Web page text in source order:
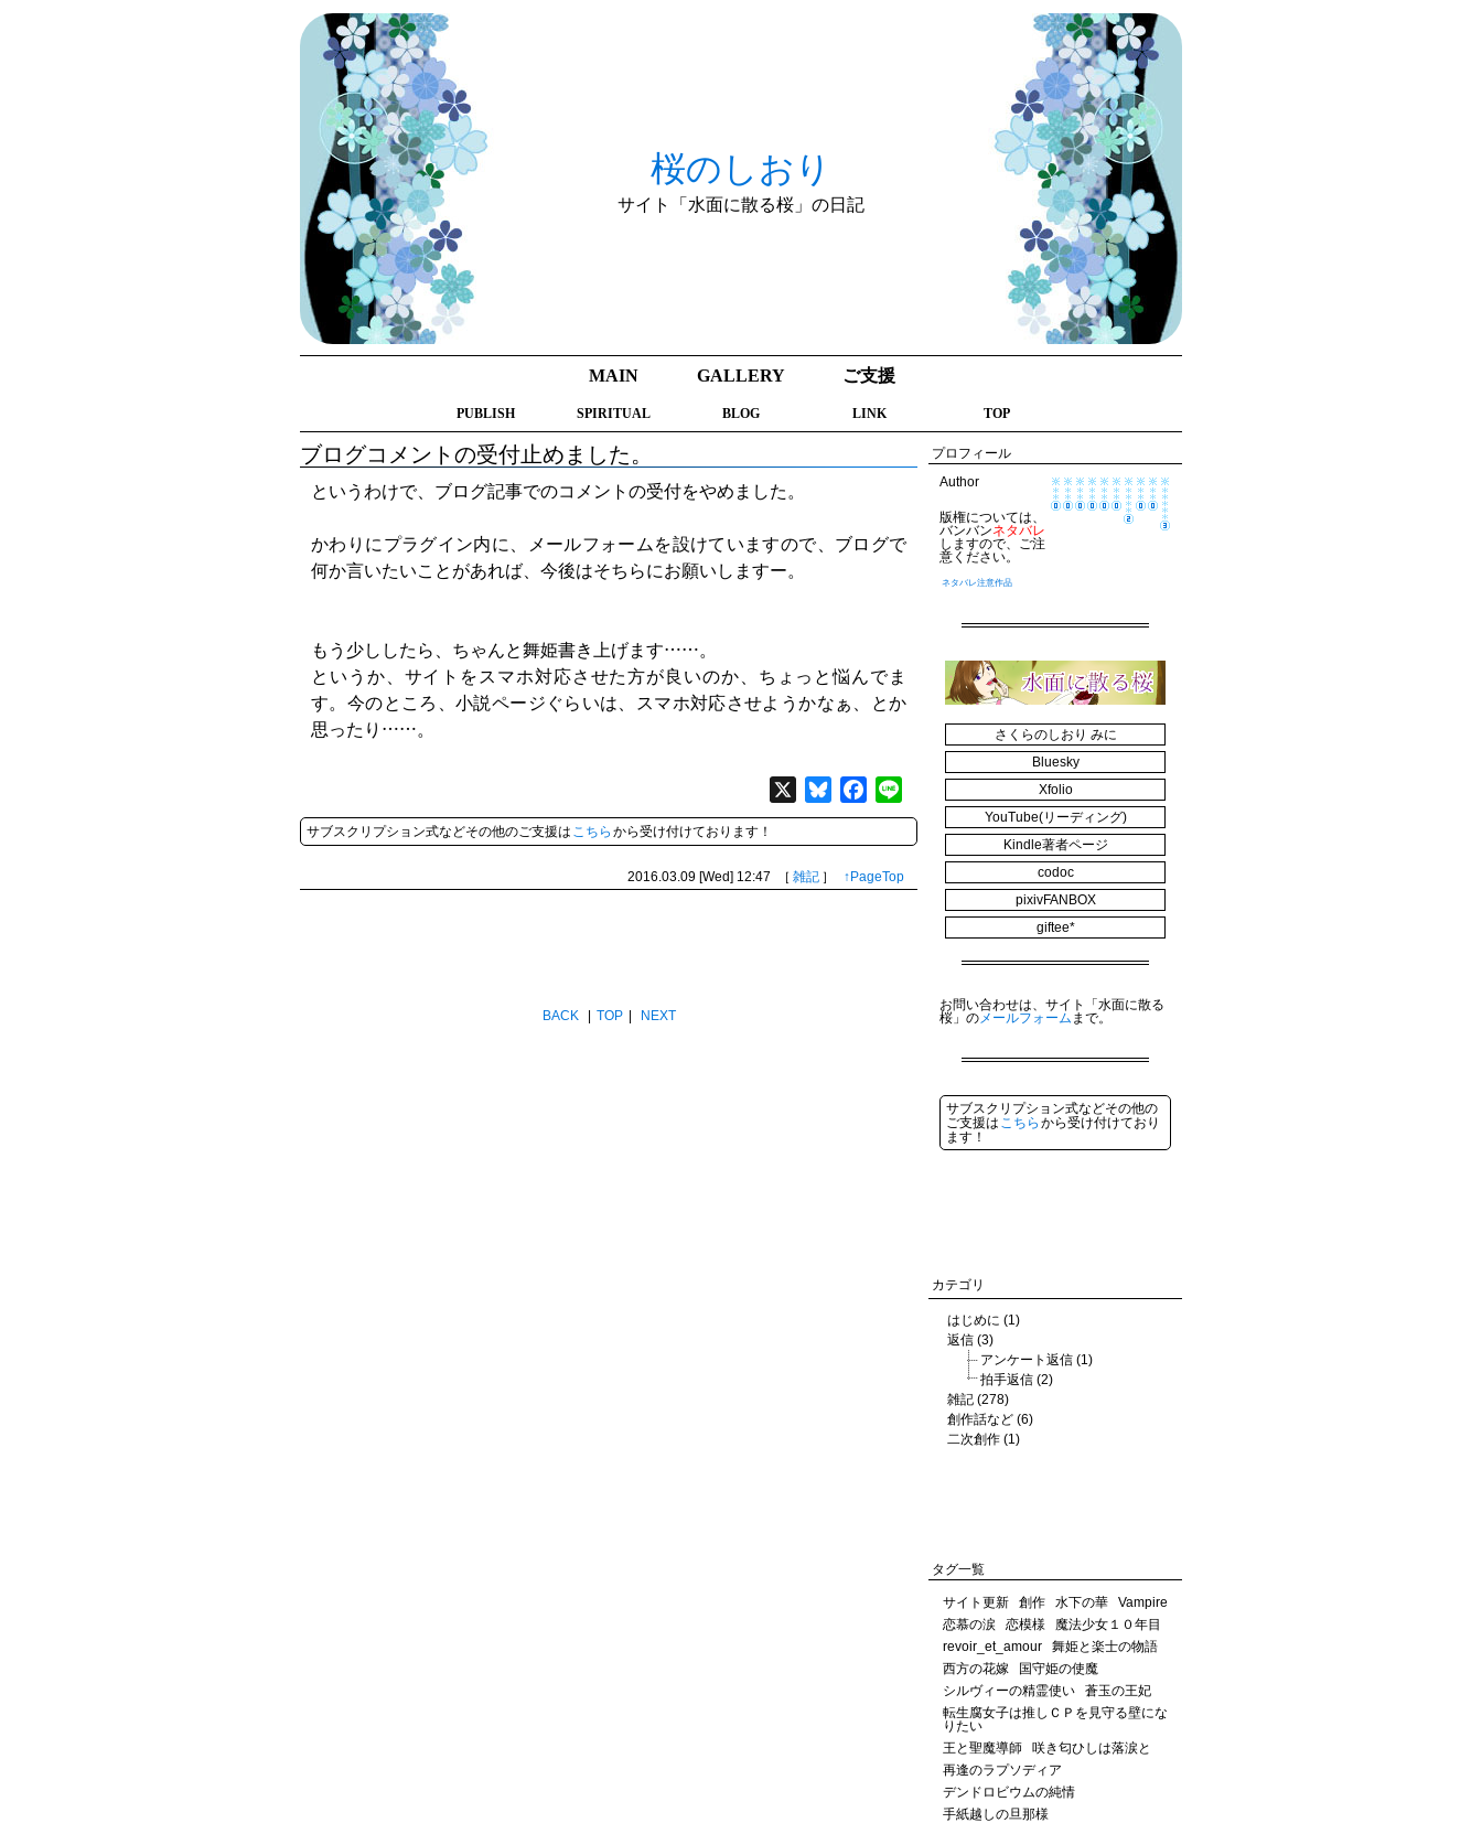
桜のしおり
サイト「水面に散る桜」の日記
MAIN GALLERY ご支援
PUBLISH SPIRITUAL BLOG LINK TOP
ブログコメントの受付止めました。
というわけで、ブログ記事でのコメントの受付をやめました。
かわりにプラグイン内に、メールフォームを設けていますので、ブログで
何か言いたいことがあれば、今後はそちらにお願いしますー。
もう少ししたら、ちゃんと舞姫書き上げます……。
というか、サイトをスマホ対応させた方が良いのか、ちょっと悩んでま
す。今のところ、小説ページぐらいは、スマホ対応させようかなぁ、とか
思ったり……。
X BlueskyFacebook
サブスクリプション式などその他のご支援は こちら から受け付けております！
2016.03.09 [Wed] 12:47 ［ 雑記 ］ ↑PageTop
BACK TOP NEXT
プロフィール
Author
版権については、
バンバンネタバレ
しますので、ご注
意ください。
ネタバレ注意作品
さくらのしおり みに
Bluesky
Xfolio
YouTube(リーディング)
Kindle著者ページ
codoc
pixivFANBOX
giftee*
お問い合わせは、サイト「水面に散る
桜」のメールフォーム まで。
サブスクリプション式などその他の
ご支援は こちら から受け付けており
ます！
カテゴリ
はじめに (1)
返信 (3)
アンケート返信 (1)
拍手返信 (2)
雑記 (278)
創作話など (6)
二次創作 (1)
タグ一覧
サイト更新 創作 水下の華
Vampire
恋慕の涙
恋模様
魔法少女１０年目
revoir_et_amour
舞姫と楽士の物語
西方の花嫁
国守姫の使魔
シルヴィーの精霊使い
蒼玉の王妃
転生腐女子は推しＣＰを見守る壁にな
りたい
王と聖魔導師
咲き匂ひしは落涙と
再逢のラプソディア
デンドロビウムの純情
手紙越しの旦那様